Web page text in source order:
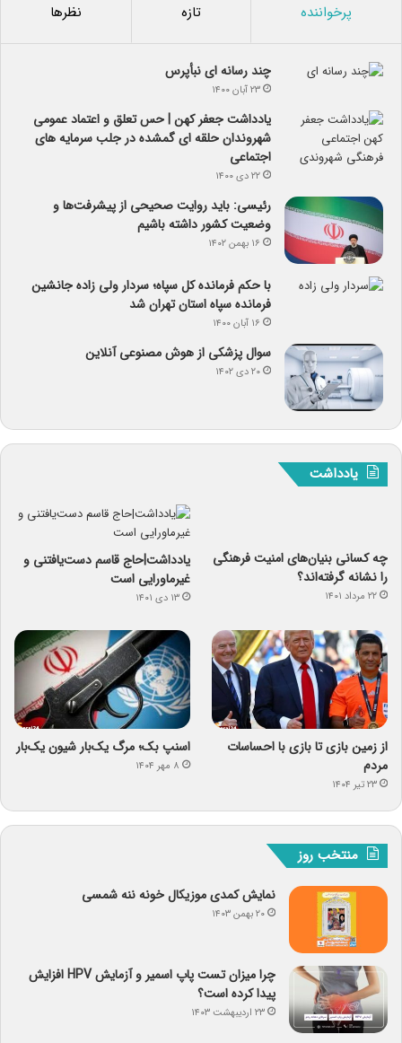
پرخواننده تازه نظرها
چند رسانه ای نبأپرس
۲۳ آبان ۱۴۰۰
یادداشت جعفر کهن | حس تعلق و اعتماد عمومی
شهروندان حلقه ای گمشده در جلب سرمایه های
اجتماعی
۲۲ دی ۱۴۰۰
رئیسی: باید روایت صحیحی از پیشرفت‌ها و
وضعیت کشور داشته باشیم
۱۶ بهمن ۱۴۰۲
با حکم فرمانده کل سپاه؛ سردار ولی زاده جانشین
فرمانده سپاه استان تهران شد
۱۶ آبان ۱۴۰۰
سوال پزشکی از هوش مصنوعی آنلاین
۲۰ دی ۱۴۰۲
یادداشت
چه کسانی بنیان‌های امنیت فرهنگی
را نشانه گرفته‌اند؟
۲۲ مرداد ۱۴۰۱
یادداشت|حاج قاسم دست‌یافتنی و
غیرماورایی است
۱۳ دی ۱۴۰۱
از زمین بازی تا بازی با احساسات
مردم
۲۳ تیر ۱۴۰۴
اسنپ ‌بک؛ مرگ یک‌بار شیون یک‌بار
۸ مهر ۱۴۰۴
منتخب روز
نمایش کمدی موزیکال خونه ننه شمسی
۲۰ بهمن ۱۴۰۳
چرا میزان تست پاپ اسمیر و آزمایش HPV افزایش
پیدا کرده است؟
۲۳ اردیبهشت ۱۴۰۳